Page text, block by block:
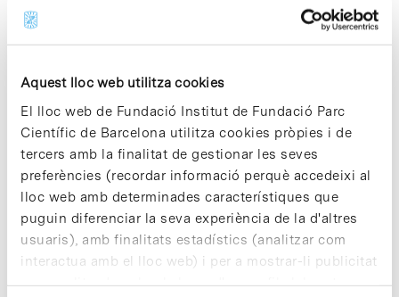
Aquest lloc web utilitza cookies
El lloc web de Fundació Institut de Fundació Parc
Científic de Barcelona utilitza cookies pròpies i de
tercers amb la finalitat de gestionar les seves
preferències (recordar informació perquè accedeixi al
lloc web amb determinades característiques que
puguin diferenciar la seva experiència de la d'altres
usuaris), amb finalitats estadístics (analitzar com
interactua amb el lloc web) i per a mostrar-li publicitat
personalitzada sobre la base d'un perfil elaborat a